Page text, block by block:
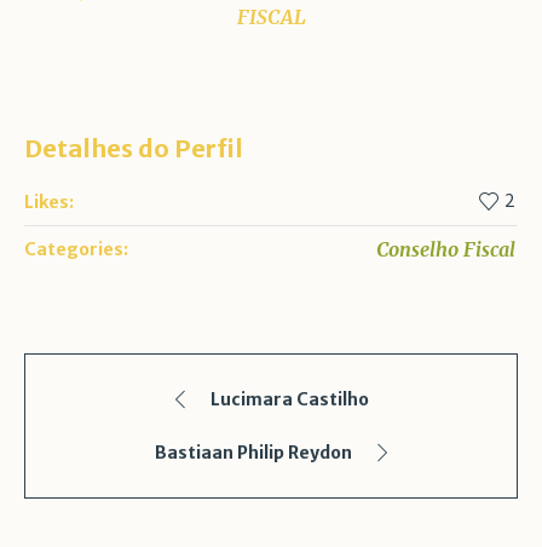
FISCAL
Detalhes do Perfil
Likes: 2
Categories: Conselho Fiscal
Lucimara Castilho
Bastiaan Philip Reydon